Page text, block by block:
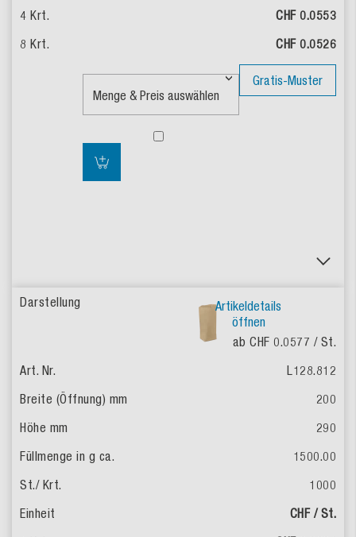
CHF 0.0553
CHF 0.0526
Gratis-Muster
Artikeldetails
öffnen
ab CHF 0.0577 / St.
L128.812
200
290
1500.00
1000
CHF / St.